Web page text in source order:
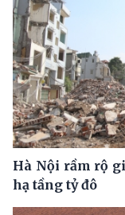
Hà Nội rầm rộ
hạ tầng tỷ đô